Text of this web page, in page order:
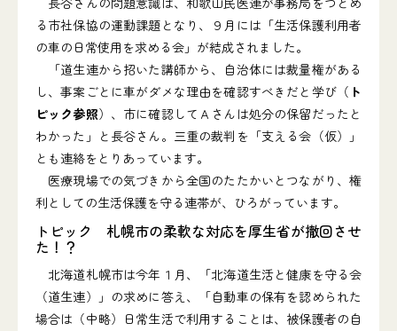
る市社保協の運動課題となり、９月には「生活保護利用者
の車の日常使用を求める会」が結成されました。
「道生連から招いた講師から、自治体には裁量権がある
し、事案ごとに車がダメな理由を確認すべきだと学び（ ト
ピック参照）、市に確認してＡさんは処分の保留だったと
わかった」と長谷さん。三重の裁判を「支える会（仮）」
とも連絡をとりあっています。
医療現場での気づきから全国のたたかいとつながり、権
利としての生活保護を守る連帯が、ひろがっています。
トピック 札幌市の柔軟な対応を厚生省が撤回させ
た！？
北海道札幌市は今年１月、「北海道生活と健康を守る会
（道生連）」の求めに答え、「自動車の保有を認められた
場合は（中略）日常生活で利用することは、被保護者の自